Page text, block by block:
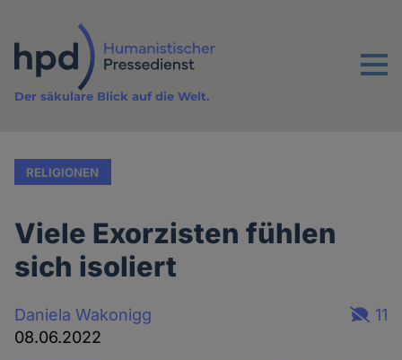
Inhalt
Menu
Der säkulare Blick auf die Welt.
RELIGIONEN
Viele Exorzisten fühlen
sich isoliert
Daniela Wakonigg
08.06.2022
11